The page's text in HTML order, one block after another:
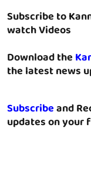
Subscribe to
watch Videos
Download the
the latest news
Subscribeand
updates on your